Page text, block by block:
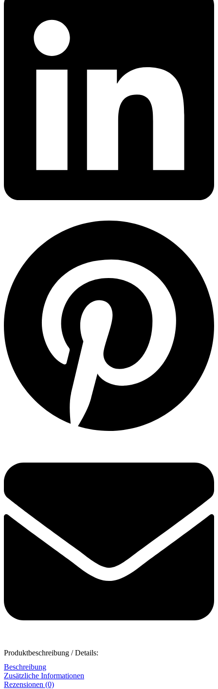
Produktbeschreibung / Details:
Beschreibung
Zusätzliche Informationen
Rezensionen (0)